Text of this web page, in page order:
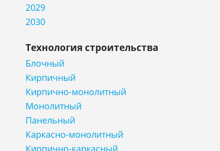
2029
2030
Технология строительства
Блочный
Кирпичный
Кирпично-монолитный
Монолитный
Панельный
Каркасно-монолитный